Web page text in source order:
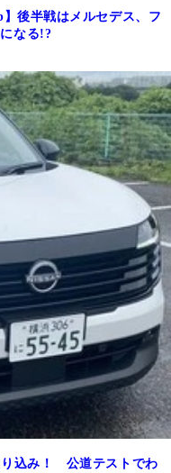
】後半戦はメルセデス、フ
なる!?
り込み！ 公道テストでわ